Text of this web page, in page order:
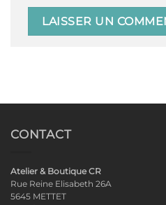
CONTACT
Atelier & Boutique CR
Rue Reine Elisabeth 26A
5645 METTET